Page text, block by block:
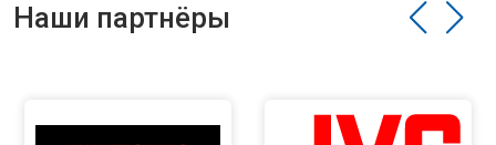
Наши партнёры